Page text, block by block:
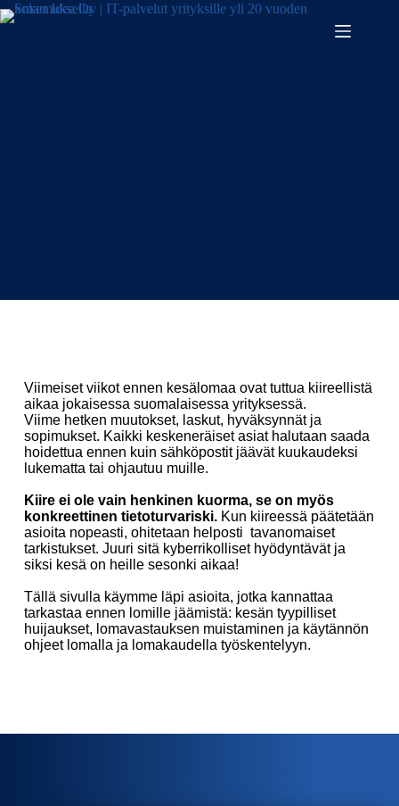
Viimeiset viikot ennen kesälomaa ovat tuttua kiireellistä
aikaa jokaisessa suomalaisessa yrityksessä.
Viime hetken muutokset, laskut, hyväksynnät ja
sopimukset. Kaikki keskeneräiset asiat halutaan saada
hoidettua ennen kuin sähköpostit jäävät kuukaudeksi
lukematta tai ohjautuu muille.
Kiire ei ole vain henkinen kuorma, se on myös
konkreettinen tietoturvariski. Kun kiireessä päätetään
asioita nopeasti, ohitetaan helposti tavanomaiset
tarkistukset. Juuri sitä kyberrikolliset hyödyntävät ja
siksi kesä on heille sesonki aikaa!
Tällä sivulla käymme läpi asioita, jotka kannattaa
tarkastaa ennen lomille jäämistä: kesän tyypilliset
huijaukset, lomavastauksen muistaminen ja käytännön
ohjeet lomalla ja lomakaudella työskentelyyn.